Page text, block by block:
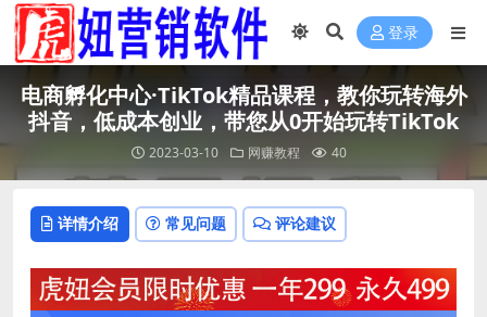
登录
电商孵化中心·TikTok精品课程，教你玩转海外
抖音，低成本创业，带您从0开始玩转TikTok
2023-03-10 网赚教程 40
详情介绍 常见问题 评论建议